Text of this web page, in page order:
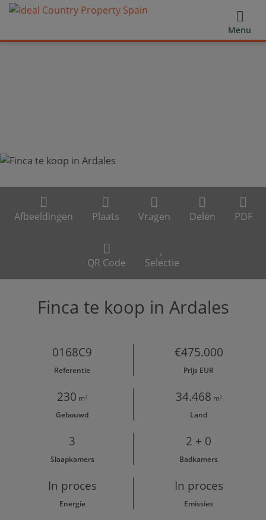
Menu
Afbeeldingen Plaats Vragen Delen PDF
QR Code Selectie
Finca te koop in Ardales
0168C9
Referentie
€475.000
Prijs EUR
230 m²
Gebouwd
34.468 m²
Land
3
Slaapkamers
2 + 0
Badkamers
In proces
Energie
In proces
Emissies